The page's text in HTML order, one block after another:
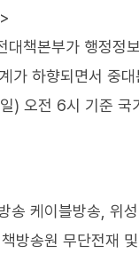
대책본부가 행정정
가 하향되면서 중
) 오전 6시 기준 국
송 케이블방송, 위
방송원 무단전재